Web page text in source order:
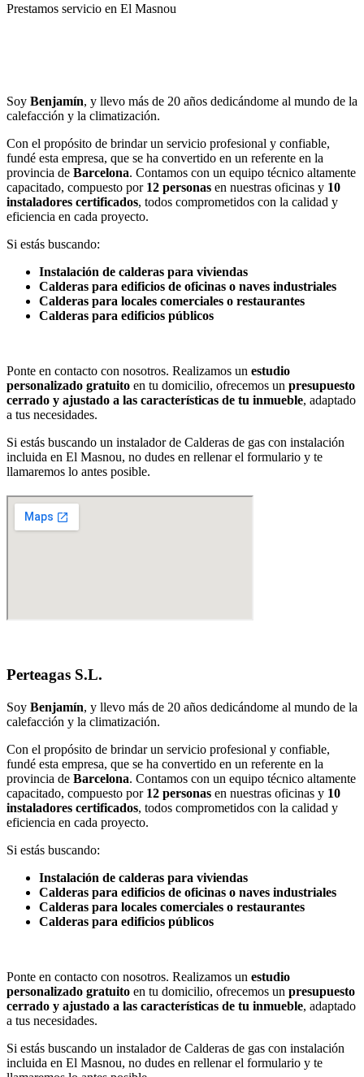
Prestamos servicio en El Masnou
Soy Benjamín, y llevo más de 20 años dedicándome al mundo de la
calefacción y la climatización.
Con el propósito de brindar un servicio profesional y confiable,
fundé esta empresa, que se ha convertido en un referente en la
provincia de Barcelona. Contamos con un equipo técnico altamente
capacitado, compuesto por 12 personas en nuestras oficinas y 10
instaladores certificados, todos comprometidos con la calidad y
eficiencia en cada proyecto.
Si estás buscando:
Instalación de calderas para viviendas
Calderas para edificios de oficinas o naves industriales
Calderas para locales comerciales o restaurantes
Calderas para edificios públicos
Ponte en contacto con nosotros. Realizamos un estudio
personalizado gratuito en tu domicilio, ofrecemos un presupuesto
cerrado y ajustado a las características de tu inmueble, adaptado
a tus necesidades.
Si estás buscando un instalador de Calderas de gas con instalación
incluida en El Masnou, no dudes en rellenar el formulario y te
llamaremos lo antes posible.
Perteagas S.L.
Soy Benjamín, y llevo más de 20 años dedicándome al mundo de la
calefacción y la climatización.
Con el propósito de brindar un servicio profesional y confiable,
fundé esta empresa, que se ha convertido en un referente en la
provincia de Barcelona. Contamos con un equipo técnico altamente
capacitado, compuesto por 12 personas en nuestras oficinas y 10
instaladores certificados, todos comprometidos con la calidad y
eficiencia en cada proyecto.
Si estás buscando:
Instalación de calderas para viviendas
Calderas para edificios de oficinas o naves industriales
Calderas para locales comerciales o restaurantes
Calderas para edificios públicos
Ponte en contacto con nosotros. Realizamos un estudio
personalizado gratuito en tu domicilio, ofrecemos un presupuesto
cerrado y ajustado a las características de tu inmueble, adaptado
a tus necesidades.
Si estás buscando un instalador de Calderas de gas con instalación
incluida en El Masnou, no dudes en rellenar el formulario y te